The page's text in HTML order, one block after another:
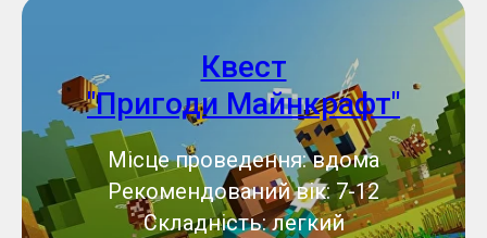
Квест
"Пригоди Майнкрафт"
Місце проведення: вдома
Рекомендований вік: 7-12
Складність: легкий